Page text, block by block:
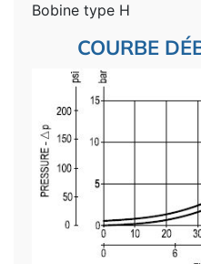
Bobine type H
COURBE